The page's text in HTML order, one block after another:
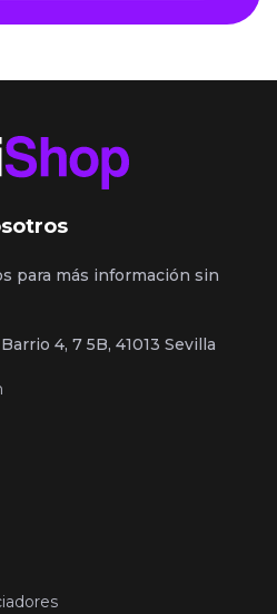
para más información sin
4, 7 5B, 41013 Sevilla